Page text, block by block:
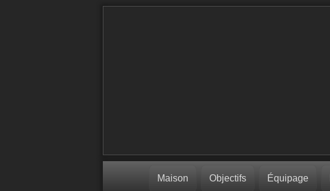
Maison Objectifs Équipage